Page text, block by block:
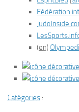
Fédération
(en)
Catégories :